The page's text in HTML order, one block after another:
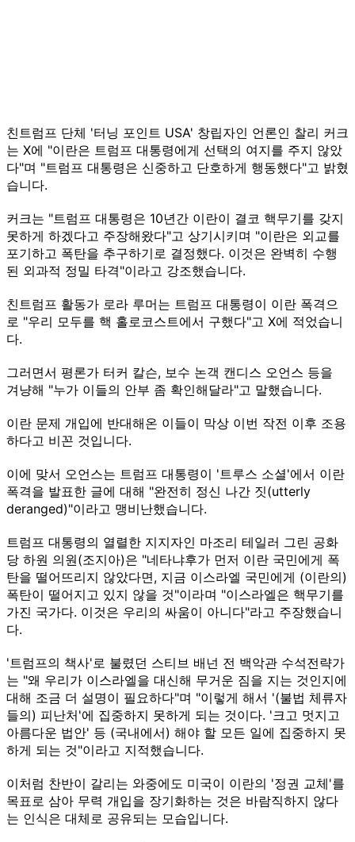
친트럼프 단체 '터닝 포인트 USA' 창립자인 언론인 찰리 커크
는 X에 "이란은 트럼프 대통령에게 선택의 여지를 주지 않았
다"며 "트럼프 대통령은 신중하고 단호하게 행동했다"고 밝혔
습니다.
커크는 "트럼프 대통령은 10년간 이란이 결코 핵무기를 갖지
못하게 하겠다고 주장해왔다"고 상기시키며 "이란은 외교를
포기하고 폭탄을 추구하기로 결정했다. 이것은 완벽히 수행
된 외과적 정밀 타격"이라고 강조했습니다.
친트럼프 활동가 로라 루머는 트럼프 대통령이 이란 폭격으
로 "우리 모두를 핵 홀로코스트에서 구했다"고 X에 적었습니
다.
그러면서 평론가 터커 칼슨, 보수 논객 캔디스 오언스 등을
겨냥해 "누가 이들의 안부 좀 확인해달라"고 말했습니다.
이란 문제 개입에 반대해온 이들이 막상 이번 작전 이후 조용
하다고 비꼰 것입니다.
이에 맞서 오언스는 트럼프 대통령이 '트루스 소셜'에서 이란
폭격을 발표한 글에 대해 "완전히 정신 나간 짓(utterly
deranged)"이라고 맹비난했습니다.
트럼프 대통령의 열렬한 지지자인 마조리 테일러 그린 공화
당 하원 의원(조지아)은 "네타냐후가 먼저 이란 국민에게 폭
탄을 떨어뜨리지 않았다면, 지금 이스라엘 국민에게 (이란의)
폭탄이 떨어지고 있지 않을 것"이라며 "이스라엘은 핵무기를
가진 국가다. 이것은 우리의 싸움이 아니다"라고 주장했습니
다.
'트럼프의 책사'로 불렸던 스티브 배넌 전 백악관 수석전략가
는 "왜 우리가 이스라엘을 대신해 무거운 짐을 지는 것인지에
대해 조금 더 설명이 필요하다"며 "이렇게 해서 '(불법 체류자
들의) 피난처'에 집중하지 못하게 되는 것이다. '크고 멋지고
아름다운 법안' 등 (국내에서) 해야 할 모든 일에 집중하지 못
하게 되는 것"이라고 지적했습니다.
이처럼 찬반이 갈리는 와중에도 미국이 이란의 '정권 교체'를
목표로 삼아 무력 개입을 장기화하는 것은 바람직하지 않다
는 인식은 대체로 공유되는 모습입니다.